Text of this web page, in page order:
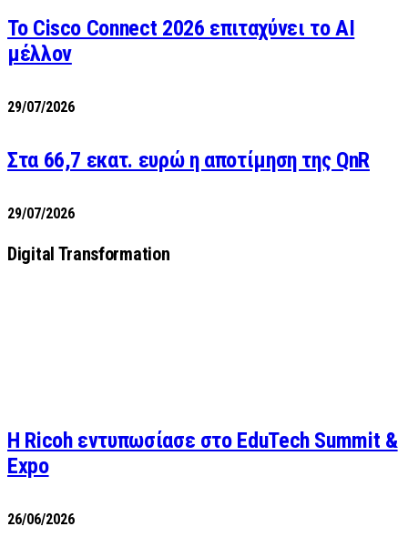
Το Cisco Connect 2026 επιταχύνει το AI
μέλλον
29/07/2026
Στα 66,7 εκατ. ευρώ η αποτίμηση της QnR
29/07/2026
Digital Transformation
Η Ricoh εντυπωσίασε στο EduTech Summit &
Expo
26/06/2026